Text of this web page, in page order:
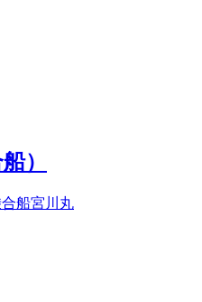
）
船宮川丸